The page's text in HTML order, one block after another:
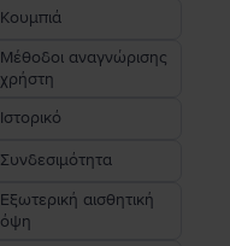
Κουμπιά
Μέθοδοι αναγνώρισης
χρήστη
Ιστορικό
Συνδεσιμότητα
Εξωτερική αισθητική
όψη